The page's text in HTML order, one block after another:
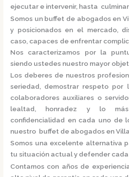
ejecutar e intervenir, hasta
Somos un buffet de abogados en
y posicionados en el mercado,
caso, capaces de enfrentar
Nos caracterizamos por la
siendo ustedes nuestro mayor
Los deberes de nuestros
seriedad, demostrar respeto por
colaboradores auxiliares o
lealtad, honradez y lo
confidencialidad en cada uno de
nuestro buffet de abogados en
Somos una excelente alternativa
tu situación actual y defender
Contamos con años de